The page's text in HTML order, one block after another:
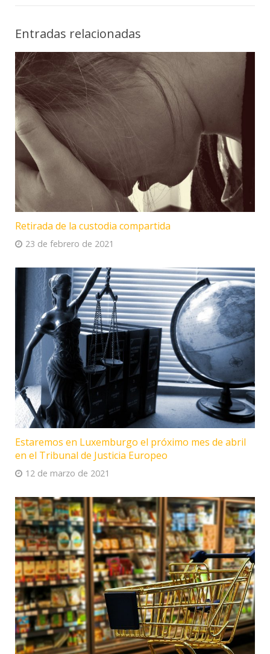
Entradas relacionadas
Retirada de la custodia compartida
23 de febrero de 2021
Estaremos en Luxemburgo el próximo mes de abril
en el Tribunal de Justicia Europeo
12 de marzo de 2021